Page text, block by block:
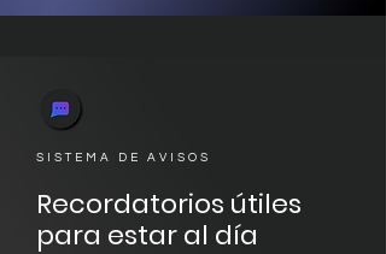
SISTEMA DE AVISOS
Recordatorios útiles
para estar al día